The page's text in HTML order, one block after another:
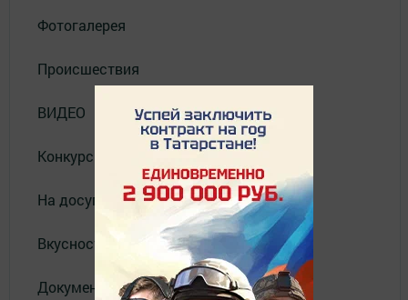
Фотогалерея
Происшествия
ВИДЕО
Конкурсы
На досуге
Вкусности
Документы